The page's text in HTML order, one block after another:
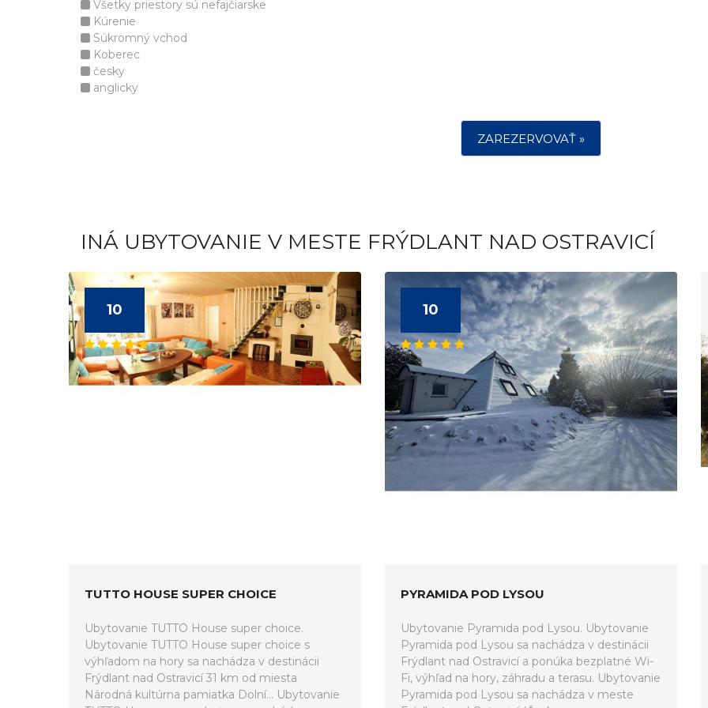
Všetky priestory sú nefajčiarske
Kúrenie
Súkromný vchod
Koberec
česky
anglicky
ZAREZERVOVAŤ »
INÁ UBYTOVANIE V MESTE FRÝDLANT NAD OSTRAVICÍ
10
TUTTO HOUSE SUPER CHOICE
Ubytovanie TUTTO House super choice.
Ubytovanie TUTTO House super choice s
výhľadom na hory sa nachádza v destinácii
Frýdlant nad Ostravicí 31 km od miesta
Národná kultúrna pamiatka Dolní... Ubytovanie
10
PYRAMIDA POD LYSOU
Ubytovanie Pyramida pod Lysou. Ubytovanie
Pyramida pod Lysou sa nachádza v destinácii
Frýdlant nad Ostravicí a ponúka bezplatné Wi-
Fi, výhľad na hory, záhradu a terasu. Ubytovanie
Pyramida pod Lysou sa nachádza v meste